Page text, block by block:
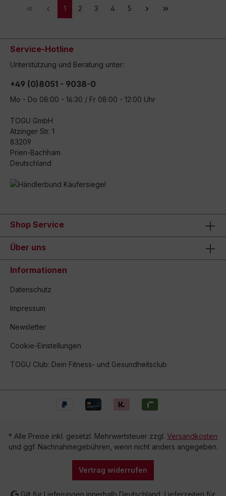
1 2 3 4 5
Service-Hotline
Unterstützung und Beratung unter:
+49 (0)8051 - 9038-0
Mo - Do 08:00 - 16:30 / Fr 08:00 - 12:00 Uhr
TOGU GmbH
Atzinger Str. 1
83209
Prien-Bachham
Deutschland
Shop Service
Über uns
Informationen
Datenschutz
Impressum
Newsletter
Cookie-Einstellungen
TOGU Club: Dein Fitness- und Gesundheitsclub
* Alle Preise inkl. gesetzl. Mehrwertsteuer zzgl. Versandkosten
und ggf. Nachnahmegebühren, wenn nicht anders angegeben.
Vertrag widerrufen
Gilt für Lieferungen innerhalb Deutschland, Lieferzeiten für